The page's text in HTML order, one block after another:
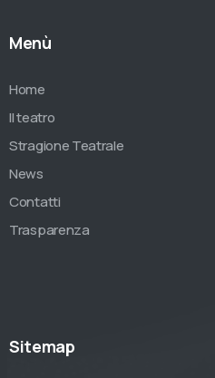
Menù
Home
Il teatro
Stragione Teatrale
News
Contatti
Trasparenza
Sitemap